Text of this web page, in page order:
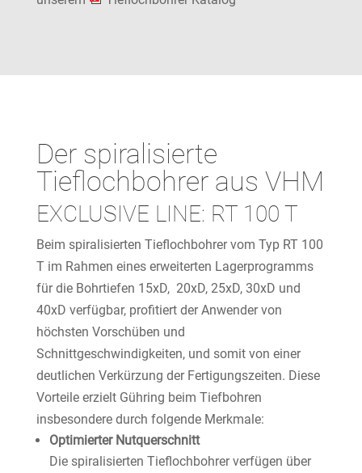
Der spiralisierte
Tieflochbohrer aus VHM
EXCLUSIVE LINE: RT 100 T
Beim spiralisierten Tieflochbohrer vom Typ RT 100
T im Rahmen eines erweiterten Lagerprogramms
für die Bohrtiefen 15xD, 20xD, 25xD, 30xD und
40xD verfügbar, profitiert der Anwender von
höchsten Vorschüben und
Schnittgeschwindigkeiten, und somit von einer
deutlichen Verkürzung der Fertigungszeiten. Diese
Vorteile erzielt Gühring beim Tiefbohren
insbesondere durch folgende Merkmale:
Optimierter Nutquerschnitt
Die spiralisierten Tieflochbohrer verfügen über